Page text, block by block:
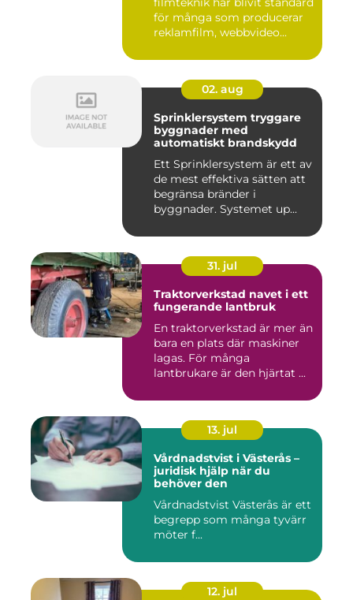
för många som producerar
reklamfilm, webbvideo...
02. aug
Sprinklersystem tryggare
byggnader med
automatiskt brandskydd
Ett Sprinklersystem är ett av
de mest effektiva sätten att
begränsa bränder i
byggnader. Systemet up...
31. jul
Traktorverkstad navet i ett
fungerande lantbruk
En traktorverkstad är mer än
bara en plats där maskiner
lagas. För många
lantbrukare är den hjärtat ...
13. jul
Vårdnadstvist i Västerås –
juridisk hjälp när du
behöver den
Vårdnadstvist Västerås är ett
begrepp som många tyvärr
möter f...
12. jul